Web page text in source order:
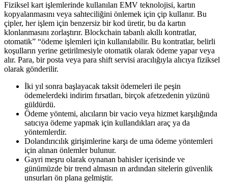
Fiziksel kart işlemlerinde kullanılan EMV teknolojisi, kartın
kopyalanmasını veya sahteciliğini önlemek için çip kullanır. Bu
çipler, her işlem için benzersiz bir kod üretir, bu da kartın
klonlanmasını zorlaştırır. Blockchain tabanlı akıllı kontratlar,
otomatik” “ödeme işlemleri için kullanılabilir. Bu kontratlar, belirli
koşulların yerine getirilmesiyle otomatik olarak ödeme yapar veya
alır. Para, bir posta veya para shift servisi aracılığıyla alıcıya fiziksel
olarak gönderilir.
İki yıl sonra başlayacak taksit ödemeleri ile peşin
ödemelerdeki indirim fırsatları, birçok afetzedenin yüzünü
güldürdü.
Ödeme yöntemi, alıcıların bir vacio veya hizmet karşılığında
satıcıya ödeme yapmak için kullandıkları araç ya da
yöntemlerdir.
Dolandırıcılık girişimlerine karşı de uma ödeme yöntemleri
için alınan önlemler bulunur.
Gayri meşru olarak oynanan bahisler içerisinde ve
günümüzde bir trend almasın ın ardından sitelerin güvenlik
unsurları ön plana gelmiştir.